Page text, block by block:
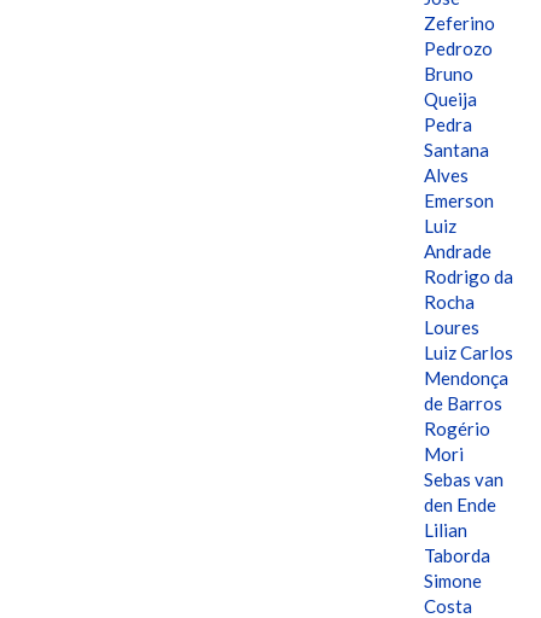
Zeferino
Pedrozo
Bruno
Queija
Pedra
Santana
Alves
Emerson
Luiz
Andrade
Rodrigo da
Rocha
Loures
Luiz Carlos
Mendonça
de Barros
Rogério
Mori
Sebas van
den Ende
Lilian
Taborda
Simone
Costa